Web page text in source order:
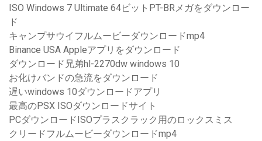
ISO Windows 7 Ultimate 64ビットPT-BRメガをダウンロー
ド
キャンプサウイフルムービーダウンロードmp4
Binance USA Appleアプリをダウンロード
ダウンロード兄弟hl-2270dw windows 10
お化けバンドの急流をダウンロード
遅いwindows 10ダウンロードアプリ
最高のPSX ISOダウンロードサイト
PCダウンロードISOプラスクラック用のロックスミス
クリードフルムービーダウンロードmp4